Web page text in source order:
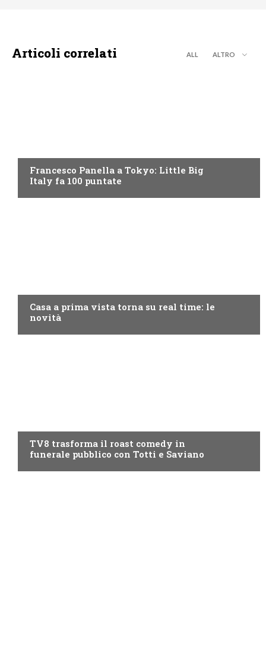
Articoli correlati ALL ALTRO
Francesco Panella a Tokyo: Little Big
Italy fa 100 puntate
Casa a prima vista torna su real time: le
novità
TV8 trasforma il roast comedy in
funerale pubblico con Totti e Saviano